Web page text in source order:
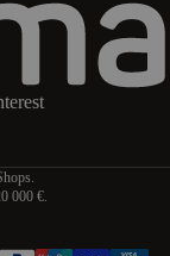
000 €.